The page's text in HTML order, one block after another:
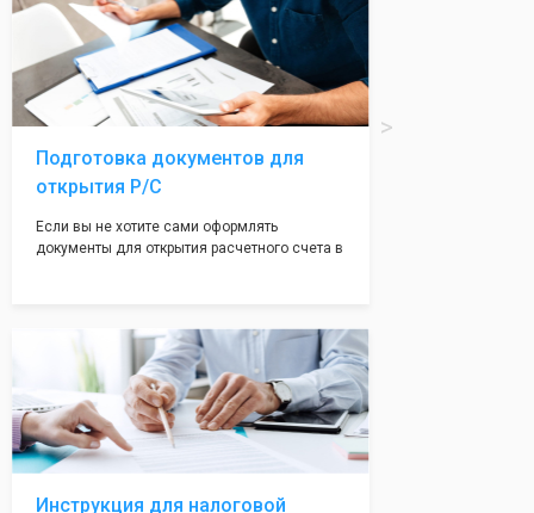
печати по индивидуальному эскизу, который
Вы выберете сами из нашего каталога.
Подготовка документов для
открытия Р/С
Если вы не хотите сами оформлять
документы для открытия расчетного счета в
открытия счета, с минимальным затратом
вашего времени и сил!
Инструкция для налоговой